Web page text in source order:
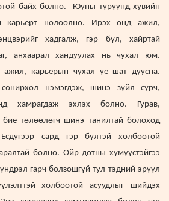
байх болно. Юуны түрүүнд хувийн
карьерт нөлөөлнө. Ирэх онд ажил,
хадгалж, гэр бүл, хайртай
анхаарал хандуулах нь чухал юм.
ажил, карьерын чухал үе шат дуусна.
нэмэгдэж, шинэ зүйл сурч,
хамрагдаж эхлэх болно. Гурав,
бие төлөөлөгч шинэ танилтай болоход
сард гэр бүлтэй холбоотой
болно. Ойр дотны хүмүүстэйгээ
гарч болзошгүй тул тэдний эрүүл
холбоотой асуудлыг шийдэх